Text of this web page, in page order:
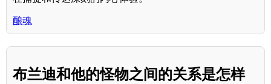
酿魂
布兰迪和他的怪物之间的关系是怎样